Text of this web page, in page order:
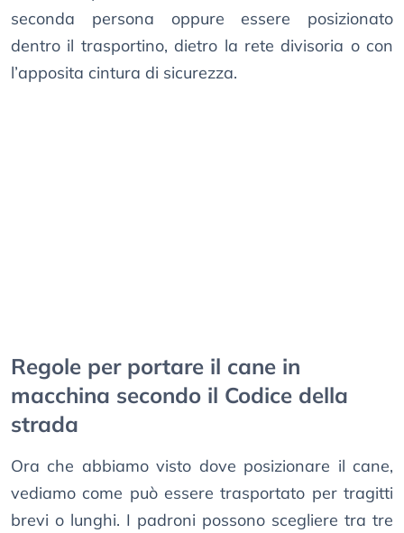
seconda persona oppure essere posizionato
dentro il trasportino, dietro la rete divisoria o con
l’apposita cintura di sicurezza.
Regole per portare il cane in
macchina secondo il Codice della
strada
Ora che abbiamo visto dove posizionare il cane,
vediamo come può essere trasportato per tragitti
brevi o lunghi. I padroni possono scegliere tra tre